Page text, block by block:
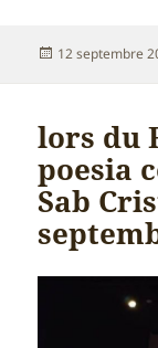
Publié
12 septembre
lors du
poesia
Sab